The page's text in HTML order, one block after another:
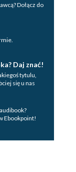
Dołącz do
Daj znać!
tytulu,
się u nas
Ebookpoint!